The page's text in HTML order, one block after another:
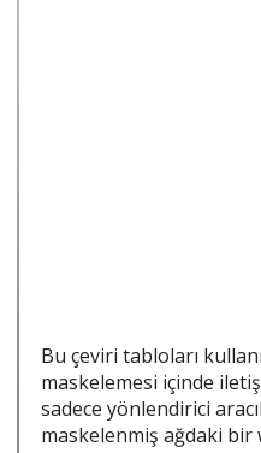
Bu çeviri tabloları
maskelemesi içinde
sadece yönlendirici
maskelenmiş ağdaki bir